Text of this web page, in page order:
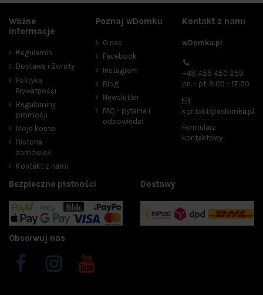
Cena
Ważne
informacje
Regulamin
Dostawa i Zwroty
Polityka
Prywatności
Regulaminy
promocji
Moje konto
Historia
zamówień
Kontakt z nami
Poznaj wDomku
O nas
Facebook
Instagram
Blog
Newsletter
FAQ - pytania i
odpowiedzi
Kontakt z nami
wDomku.pl
+48 455 450 259
pn. - pt. 9:00 - 17:00
kontakt@wdomku.pl
Formularz
kontaktowy
Bezpieczne płatności Dostawy
Obserwuj nas